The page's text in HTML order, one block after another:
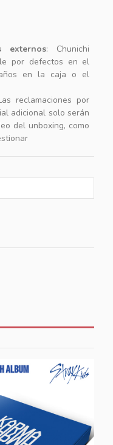
externos: Chunichi
por defectos en el
en la caja o el
reclamaciones por
adicional solo serán
del unboxing, como